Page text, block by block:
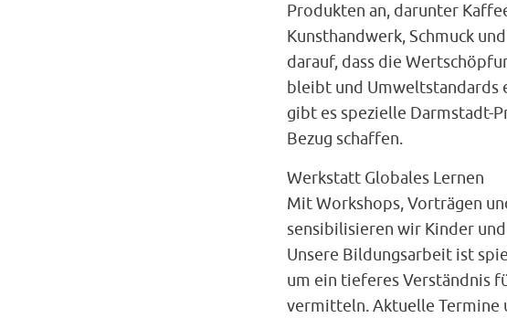
Produkten an, darunter
Kunsthandwerk, Schmuck
darauf, dass die
bleibt und Umweltstandards
gibt es spezielle Darmstadt-
Bezug schaffen.
Werkstatt Globales Lernen
Mit Workshops, Vorträgen
sensibilisieren wir Kinder
Unsere Bildungsarbeit ist
um ein tieferes Verständnis
vermitteln. Aktuelle Termine